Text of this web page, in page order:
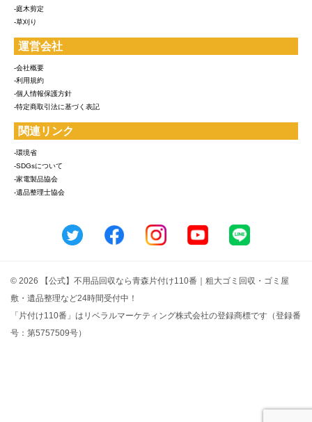
-庭木剪定
-草刈り
運営会社
-会社概要
-利用規約
-個人情報保護方針
-特定商取引法に基づく表記
関連リンク
-環境省
-SDGsについて
-家電製品協会
-遺品整理士協会
© 2026 【公式】不用品回収なら青森片付け110番｜粗大ゴミ回収・ゴミ屋
敷・遺品整理など24時間受付中！
「片付け110番」はリベラルマーケティング株式会社の登録商標です（登録番
号：第5757509号）